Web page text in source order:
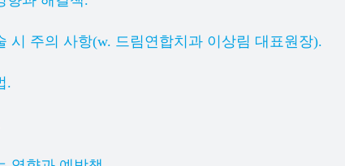
시 주의 사항(w. 드림연합치과 이상림 대표원장).
.